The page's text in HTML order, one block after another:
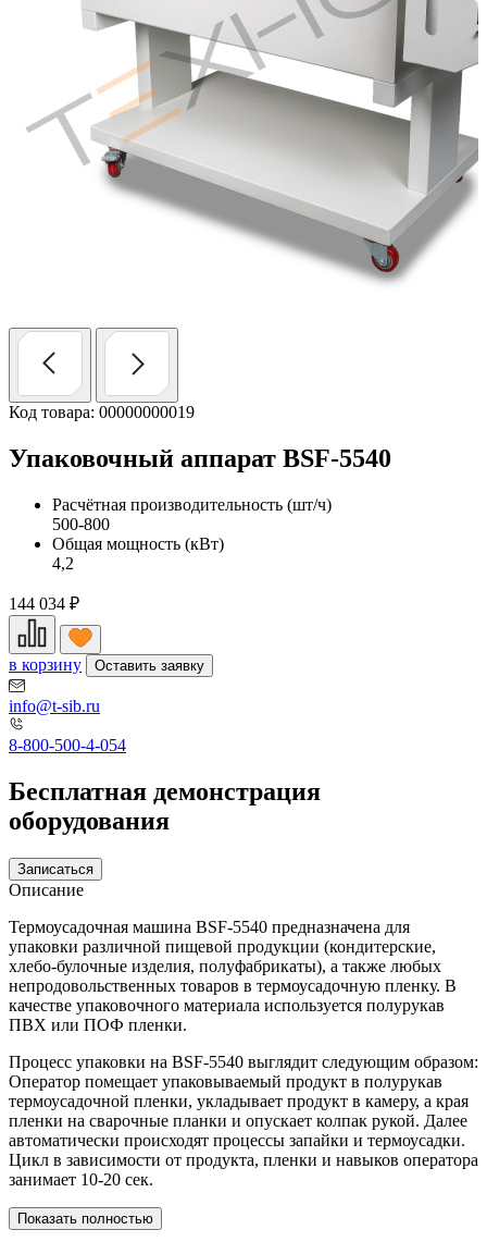
Код товара: 00000000019
Упаковочный аппарат BSF-5540
Расчётная производительность (шт/ч)
500-800
Общая мощность (кВт)
4,2
144 034 ₽
в корзину Оставить заявку
info@t-sib.ru
8-800-500-4-054
Бесплатная демонстрация
оборудования
Записаться
Описание
Термоусадочная машина BSF-5540 предназначена для
упаковки различной пищевой продукции (кондитерские,
хлебо-булочные изделия, полуфабрикаты), а также любых
непродовольственных товаров в термоусадочную пленку. В
качестве упаковочного материала используется полурукав
ПВХ или ПОФ пленки.
Процесс упаковки на BSF-5540 выглядит следующим образом:
Оператор помещает упаковываемый продукт в полурукав
термоусадочной пленки, укладывает продукт в камеру, а края
пленки на сварочные планки и опускает колпак рукой. Далее
автоматически происходят процессы запайки и термоусадки.
Цикл в зависимости от продукта, пленки и навыков оператора
занимает 10-20 сек.
Показать полностью